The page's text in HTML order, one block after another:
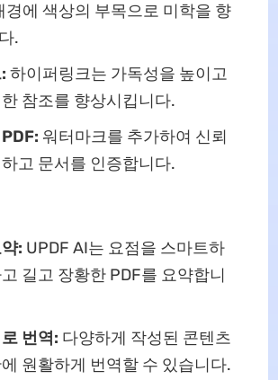
경에 색상의 부목으로 미학을 향
.
하이퍼링크는 가독성을 높이고
참조를 향상시킵니다.
워터마크를 추가하여 신뢰
고 문서를 인증합니다.
: UPDF AI는 요점을 스마트하
길고 장황한 PDF를 요약합니
번역: 다양하게 작성된 콘텐츠
원활하게 번역할 수 있습니다.